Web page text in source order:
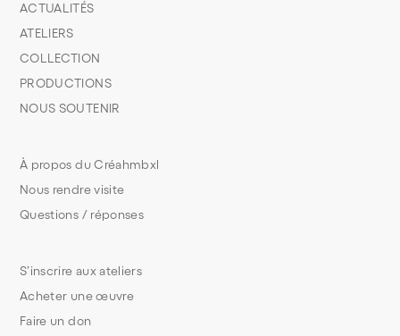
S’inscrire aux ateliers
Acheter une œuvre
Faire un don
À propos du Créahmbxl
Nous rendre visite
Questions / réponses
ACTUALITÉS
ATELIERS
COLLECTION
PRODUCTIONS
NOUS SOUTENIR